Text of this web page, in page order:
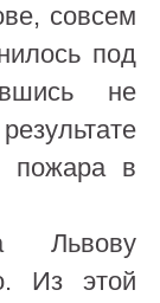
совсем
под
не
пожара в
Львову
Из этой